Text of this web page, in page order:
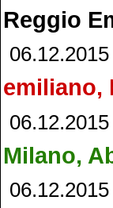
Reggio
emiliano,
Milano,